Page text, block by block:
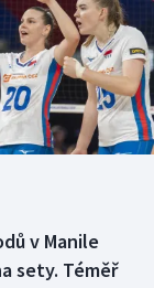
v Manile
sety. Téměř